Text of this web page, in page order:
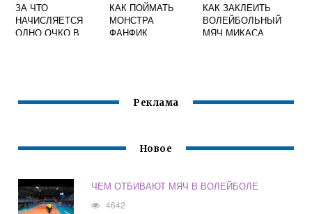
ЗА ЧТО
НАЧИСЛЯЕТСЯ
ОДНО ОЧКО В
КАК ПОЙМАТЬ
МОНСТРА
ФАНФИК
КАК ЗАКЛЕИТЬ
ВОЛЕЙБОЛЬНЫЙ
МЯЧ МИКАСА
Реклама
Новое
ЧЕМ ОТБИВАЮТ МЯЧ В ВОЛЕЙБОЛЕ
4642